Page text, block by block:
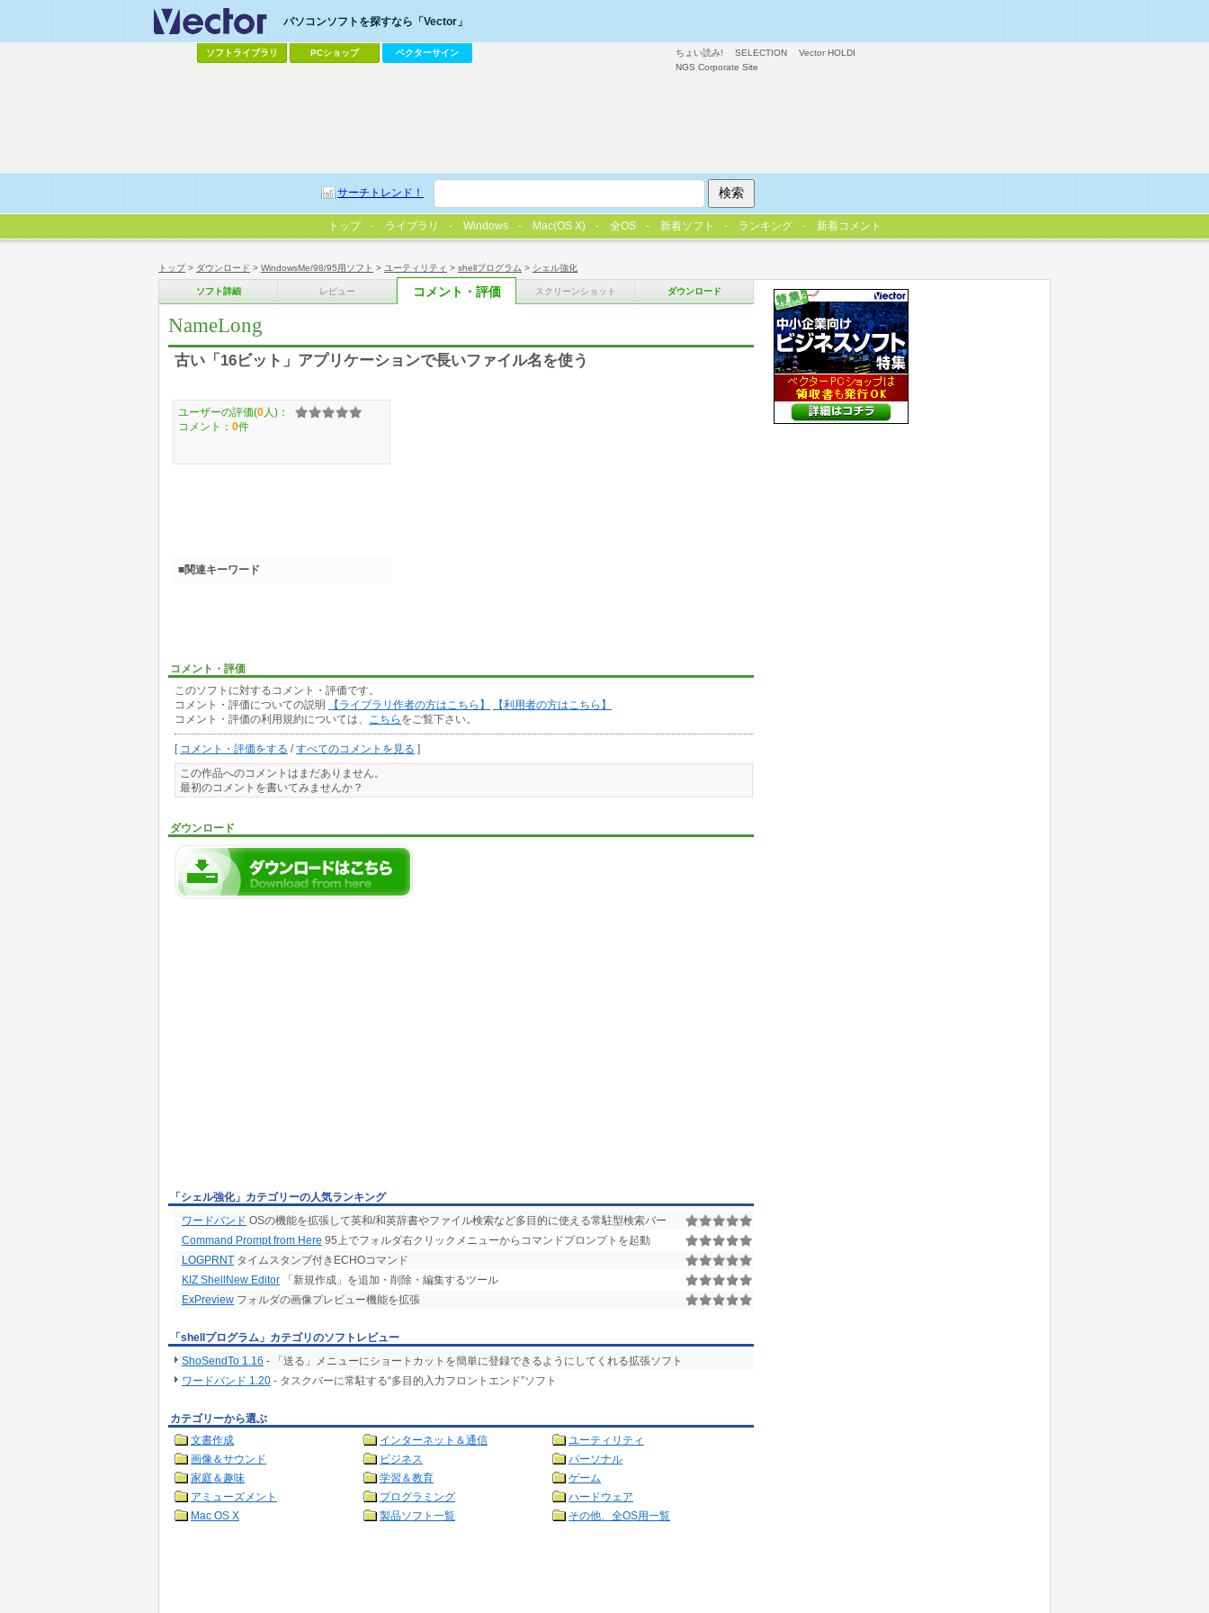
トップ> ダウンロード > WindowsMe/98/95用ソフト > ユーティリティ > shellプログラム > シェル強化
ソフト詳細 レビュー コメント・評価 スクリーンショット ダウンロード
NameLong
古い「16ビット」アプリケーションで長いファイル名を使う
コメント・評価
このソフトに対するコメント・評価です。
コメント・評価についての説明
【ライブラリ作者の方はこちら】
【利用者の方はこちら】
コメント・評価の利用規約については、
こちら をご覧下さい。
[ コメント・評価をする /すべてのコメントを見る ]
この作品へのコメントはまだありません。
最初のコメントを書いてみませんか？
ダウンロード
ユーザーの評価(0 人)：
コメント： 0件
■関連キーワード
「シェル強化」カテゴリーの人気ランキング
ワードバンド OSの機能を拡張して英和/和英辞書やファイル検索など多目的に使える常駐型検索バー
Command Prompt from Here 95上でフォルダ右クリックメニューからコマンドプロンプトを起動
LOGPRNT タイムスタンプ付きECHOコマンド
KIZ ShellNew Editor 「新規作成」を追加・削除・編集するツール
ExPreview フォルダの画像プレビュー機能を拡張
「shellプログラム」カテゴリのソフトレビュー
ShoSendTo 1.16 - 「送る」メニューにショートカットを簡単に登録できるようにしてくれる拡張ソフト
ワードバンド 1.20 - タスクバーに常駐する“多目的入力フロントエンド”ソフト
カテゴリーから選ぶ
文書作成
インターネット＆通信
ユーティリティ
画像＆サウンド
ビジネス
パーソナル
家庭＆趣味
学習＆教育
ゲーム
アミューズメント
プログラミング
ハードウェア
Mac OS X
製品ソフト一覧 その他、全OS用一覧
ちょい読み! SELECTION
Vector HOLDI
NGS Corporate Site
パソコンソフトを探すなら「Vector」
ソフトライブラリ PCショップ ベクターサイン
サーチトレンド！
トップ ライブラリ Windows Mac(OS X) 全OS 新着ソフト ランキング 新着コメント